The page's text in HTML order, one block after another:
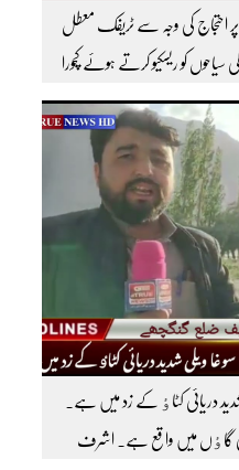
احتجاج کی وجہ سے ٹریفک معطل
کو ریسکیو کرتے ہوئے کچورا
ٹورسٹ پولیس کے بارے اظہار
کے لئے ہمارے یوٹیوب چینل کو
دریائی کٹاٶ کے زد میں ہے۔
گاٶں میں واقع ہے۔ اشرف